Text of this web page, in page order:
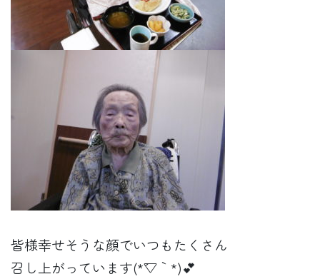
皆様幸せそうな顔でいつもたくさん
召し上がっています(*´▽｀*)💕